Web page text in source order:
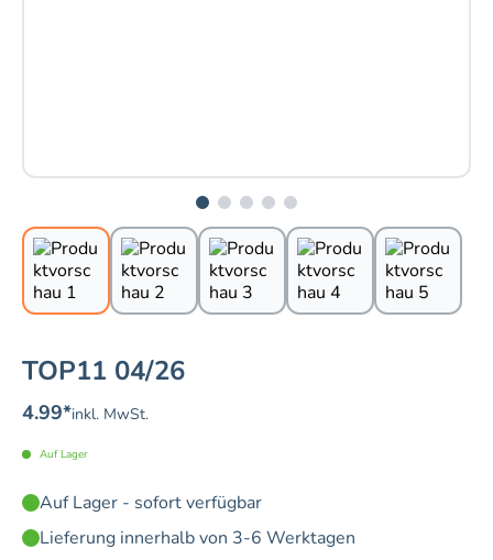
TOP11 04/26
4.99*inkl. MwSt.
Auf Lager
Auf Lager - sofort verfügbar
Lieferung innerhalb von 3-6 Werktagen